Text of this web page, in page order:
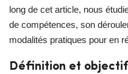
long de cet article, nous
de compétences, son
modalités pratiques pour en
Définition et